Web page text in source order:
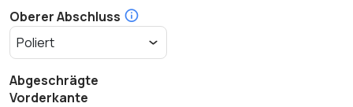
Oberer Abschluss
Abgeschrägte
Vorderkante